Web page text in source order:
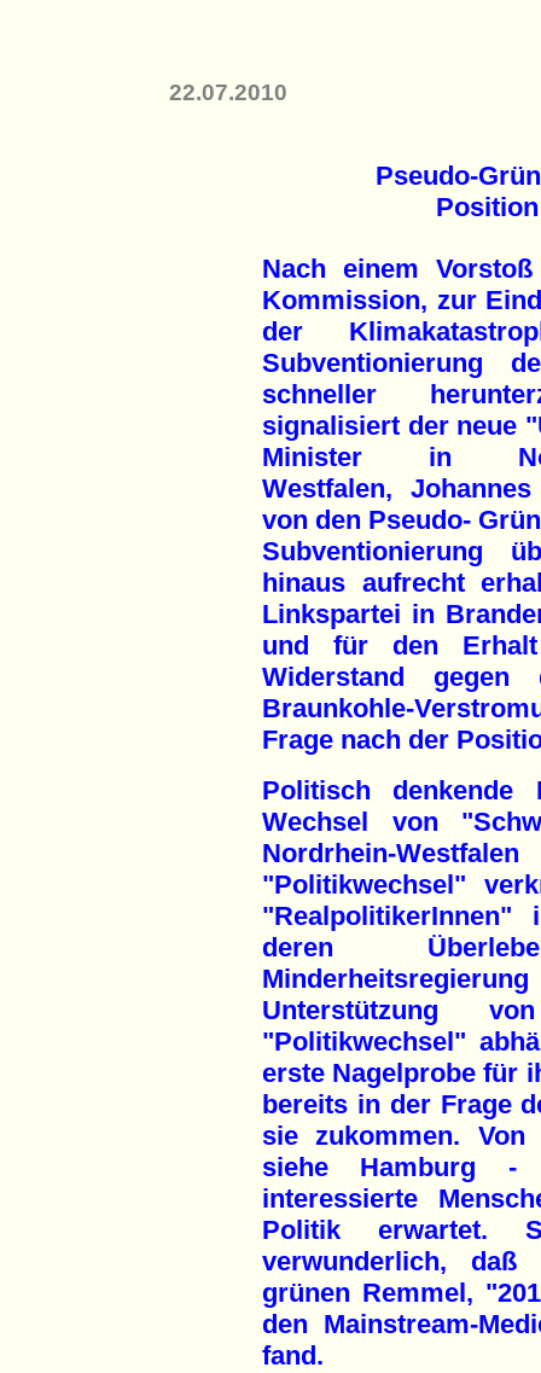
22.07.2010
Pseudo-
Nach einem
Kommission, zur
der
Subventionierung
schneller
signalisiert der neue
Minister in
Westfalen,
von den Pseudo-
Subventionierung
hinaus aufrecht
Linkspartei in
und für den Erhalt
Widerstand gegen
Braunkohle-
Frage nach der
Politisch denkende
Wechsel von
Nordrhein-
"Politikwechsel"
deren
Unterstützung
"Politikwechsel"
erste Nagelprobe für
bereits in der Frage
sie zukommen. Von
siehe Hamburg
interessierte
Politik
verwunderlich,
grünen Remmel,
den Mainstream-
fand.